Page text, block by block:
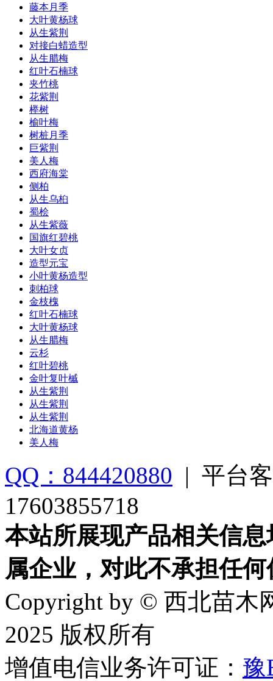
藤本月季
大叶黄杨球
从生紫荆
对接白蜡造型
从生腊梅
红叶石楠球
夹竹桃
花紫荆
榉树
榆叶梅
树桩月季
巨紫荆
美人梅
西府海棠
侧柏
从生乌桕
蜀桧
从生紫薇
国旗红碧桃
大叶女贞
造型元宝
小叶黄杨造型
刺柏球
金枝槐
红叶石楠球
大叶黄杨球
从生腊梅
云杉
红叶碧桃
金叶复叶槭
从生紫荆
从生紫荆
从生紫荆
北海道黄杨
美人梅
QQ：844420880 | 平台
17603855718
本站所展现产品相关信
属企业，对此不承担任
Copyright by © 西北苗木
2025 版权所有
增值电信业务许可证： 豫